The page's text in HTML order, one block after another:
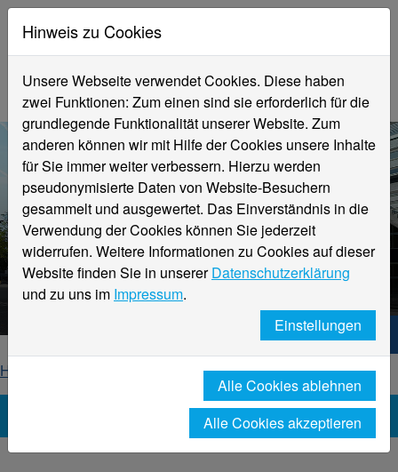
Aktuelle Meldungen
Hochschule Niederrhein
Hochschule Niederrhein. Dein Weg.
Home
News-Detailseite
Hinweis zu Cookies
Unsere Webseite verwendet Cookies. Diese haben
zwei Funktionen: Zum einen sind sie erforderlich für die
grundlegende Funktionalität unserer Website. Zum
anderen können wir mit Hilfe der Cookies unsere Inhalte
für Sie immer weiter verbessern. Hierzu werden
pseudonymisierte Daten von Website-Besuchern
gesammelt und ausgewertet. Das Einverständnis in die
Verwendung der Cookies können Sie jederzeit
widerrufen. Weitere Informationen zu Cookies auf dieser
Website finden Sie in unsererDatenschutzerklärung
und zu uns im Impressum.
Einstellungen
Alle Cookies ablehnen
Alle Cookies akzeptieren